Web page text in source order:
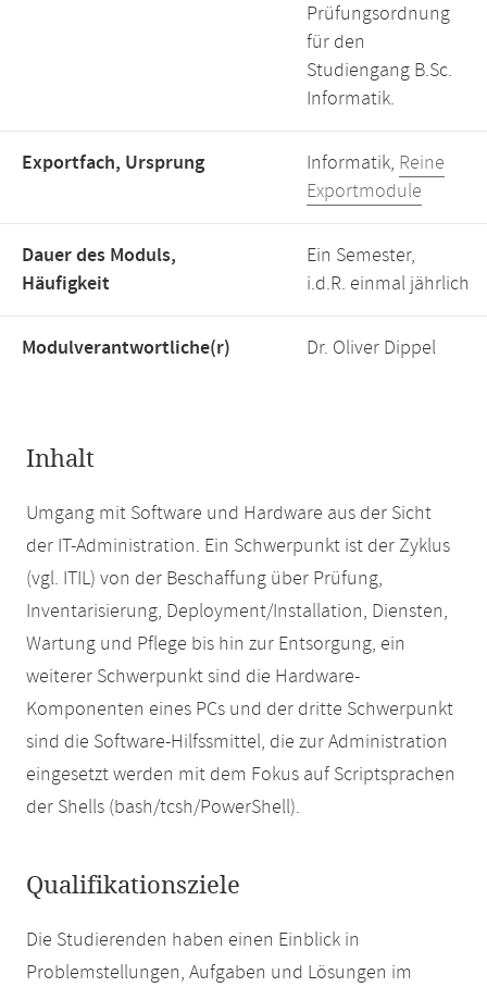
Prüfungsordnung
für den
Studiengang B.Sc.
Informatik.
Exportfach, Ursprung Informatik, Reine
Exportmodule
Dauer des Moduls,
Häufigkeit
Ein Semester,
i.d.R. einmal jährlich
Modulverantwortliche(r) Dr. Oliver Dippel
Inhalt
Umgang mit Software und Hardware aus der Sicht
der IT-Administration. Ein Schwerpunkt ist der Zyklus
(vgl. ITIL) von der Beschaffung über Prüfung,
Inventarisierung, Deployment/Installation, Diensten,
Wartung und Pflege bis hin zur Entsorgung, ein
weiterer Schwerpunkt sind die Hardware-
Komponenten eines PCs und der dritte Schwerpunkt
sind die Software-Hilfssmittel, die zur Administration
eingesetzt werden mit dem Fokus auf Scriptsprachen
der Shells (bash/tcsh/PowerShell).
Qualifikationsziele
Die Studierenden haben einen Einblick in
Problemstellungen, Aufgaben und Lösungen im